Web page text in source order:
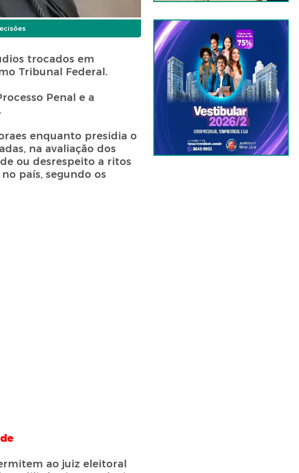
trocados em
Tribunal Federal.
Penal e a
enquanto presidia o
na avaliação dos
ou desrespeito a ritos
país, segundo os
ao juiz eleitoral